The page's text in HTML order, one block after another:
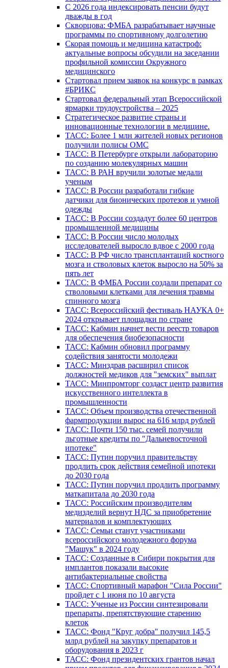
С 2026 года индексировать пенсии будут
дважды в год
Скворцова: ФМБА разрабатывает научные
программы по спортивному долголетию
Скорая помощь и медицина катастроф:
актуальные вопросы обсудили на заседании
профильной комиссии Окружного
медицинского
Стартовал прием заявок на конкурс в рамках
#БРИКС
Стартовал федеральный этап Всероссийской
ярмарки трудоустройства – 2025
Стратегическое развитие страны и
инновационные технологии в медицине.
ТАСС: Более 1 млн жителей новых регионов
получили полисы ОМС
ТАСС: В Петербурге открыли лабораторию
по созданию молекулярных машин
ТАСС: В РАН вручили золотые медали
ученым
ТАСС: В России разработали гибкие
датчики для бионических протезов и умной
одежды
ТАСС: В России создадут более 60 центров
промышленной медицины
ТАСС: В России число молодых
исследователей выросло вдвое с 2000 года
ТАСС: В РФ число трансплантаций костного
мозга и стволовых клеток выросло на 50% за
пять лет
ТАСС: В ФМБА России создали препарат со
стволовыми клетками для лечения травмы
спинного мозга
ТАСС: Всероссийский фестиваль НАУКА 0+
2024 открывает площадки по стране
ТАСС: Кабмин начнет вести реестр товаров
для обеспечения биобезопасности
ТАСС: Кабмин обновил программу
содействия занятости молодежи
ТАСС: Минздрав расширил список
должностей медиков для "земских" выплат
ТАСС: Минпромторг создаст центр развития
искусственного интеллекта в
промышленности
ТАСС: Объем производства отечественной
фармпродукции вырос на 616 млрд рублей
ТАСС: Почти 150 тыс. семей получили
льготные кредиты по "Дальневосточной
ипотеке"
ТАСС: Путин поручил правительству
продлить срок действия семейной ипотеки
до 2030 года
ТАСС: Путин поручил продлить программу
маткапитала до 2030 года
ТАСС: Российским производителям
медизделий вернут НДС за приобретение
материалов и комплектующих
ТАСС: Семьи станут участниками
всероссийского молодежного форума
"Машук" в 2024 году
ТАСС: Созданные в Сибири покрытия для
имплантов показали высокие
антибактериальные свойства
ТАСС: Спортивный марафон "Сила России"
пройдет с 1 июня по 10 августа
ТАСС: Ученые из России синтезировали
препараты, препятствующие старению
клеток
ТАСС: Фонд "Круг добра" получил 145,5
млрд рублей на закупку препаратов и
оборудования в 2023 г
ТАСС: Фонд президентских грантов начал